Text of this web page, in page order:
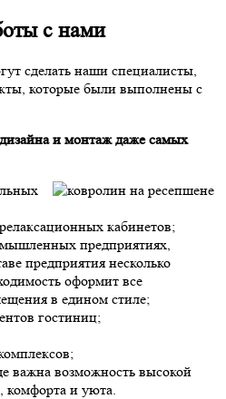
с нами
сделать наши специалисты,
которые были выполнены с
и монтаж даже самых
кабинетов;
предприятиях,
предприятия несколько
оформит все
в едином стиле;
гостиниц;
важна возможность высокой
комфорта и уюта.